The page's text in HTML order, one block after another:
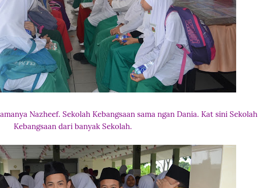
Nazheef. Sekolah Kebangsaan sama ngan Dania. Kat sini Sekolah
Kebangsaan dari banyak Sekolah.